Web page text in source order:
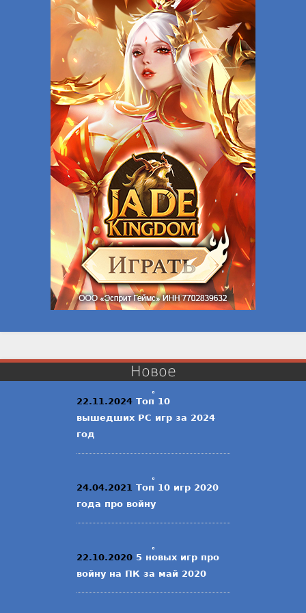
Новое
22.11.2024 Топ 10
вышедших PC игр за 2024
год
24.04.2021 Топ 10 игр 2020
года про войну
22.10.2020 5 новых игр про
войну на ПК за май 2020